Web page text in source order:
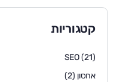
קטגוריות
SEO(21)
אחסון (2)